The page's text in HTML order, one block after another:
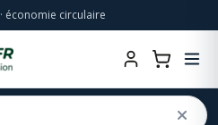
économie circulaire